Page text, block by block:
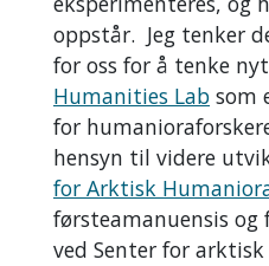
oppstår. Jeg tenker
for oss for å tenke
Humanities Lab som
for
hensyn til videre
for Arktisk
førsteamanuensis
ved Senter for